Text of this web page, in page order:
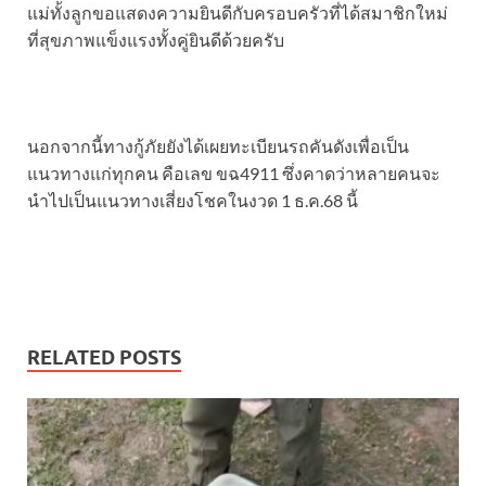
แม่ทั้งลูกขอแสดงความยินดีกับครอบครัวที่ได้สมาชิกใหม่
ที่สุขภาพแข็งแรงทั้งคู่ยินดีด้วยครับ
นอกจากนี้ทางกู้ภัยยังได้เผยทะเบียนรถคันดังเพื่อเป็น
แนวทางแก่ทุกคน คือเลข ขฉ4911 ซึ่งคาดว่าหลายคนจะ
นำไปเป็นแนวทางเสี่ยงโชคในงวด 1 ธ.ค.68 นี้
RELATED POSTS